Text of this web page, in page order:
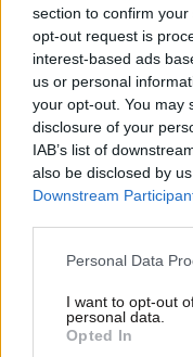
section to confirm
opt-out request is
interest-based ads
us or personal
your opt-out. You may
disclosure of your
IAB’s list of
also be disclosed by
Downstream
Please note that this
not limited to your visit
grant or deny consent
use your data for
Personal Data
I want to opt-out
personal data.
Opted In
60΄ βόλτα με άλογα
1 ώρα βόλτα με